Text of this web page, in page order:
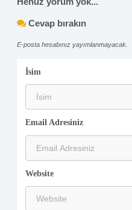
Cevap bırakın
E-posta hesabınız yayımlanmayacak.
İsim
Email Adresiniz
Website